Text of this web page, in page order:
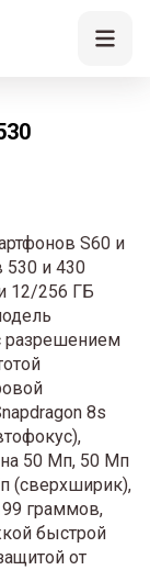
S60 и
530 и 430
12/256 ГБ
разрешением
8s
50 Мп, 50 Мп
(сверхширик),
граммов,
быстрой
от